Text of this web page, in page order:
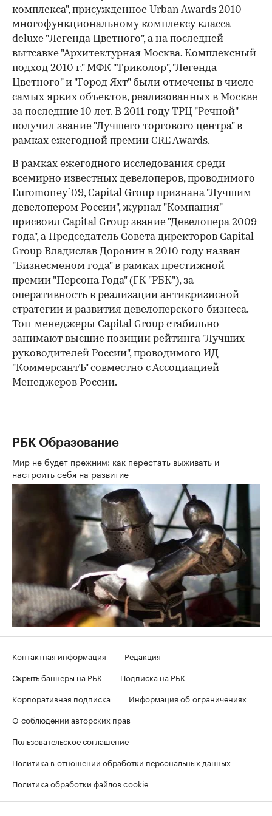
комплекса", присужденное Urban Awards 2010
многофункциональному комплексу класса
deluxe "Легенда Цветного", а на последней
вытсавке "Архитектурная Москва. Комплексный
подход 2010 г." МФК "Триколор", "Легенда
Цветного" и "Город Яхт" были отмечены в числе
самых ярких объектов, реализованных в Москве
за последние 10 лет. В 2011 году ТРЦ "Речной"
получил звание "Лучшего торгового центра" в
рамках ежегодной премии CRE Awards.
В рамках ежегодного исследования среди
всемирно известных девелоперов, проводимого
Euromoney`09, Capital Group признана "Лучшим
девелопером России", журнал "Компания"
присвоил Capital Group звание "Девелопера 2009
года", а Председатель Совета директоров Сapital
Group Владислав Доронин в 2010 году назван
"Бизнесменом года" в рамках престижной
премии "Персона Года" (ГК "РБК"), за
оперативность в реализации антикризисной
стратегии и развития девелоперского бизнеса.
Топ-менеджеры Capital Group стабильно
занимают высшие позиции рейтинга "Лучших
руководителей России", проводимого ИД
"КоммерсантЪ" совместно с Ассоциацией
Менеджеров России.
РБК Образование
Мир не будет прежним: как перестать выживать и
настроить себя на развитие
Контактная информация
Редакция
Скрыть баннеры на РБК
Подписка на РБК
Корпоративная подписка
Информация об ограничениях
О соблюдении авторских прав
Пользовательское соглашение
Политика в отношении обработки персональных данных
Политика обработки файлов cookie